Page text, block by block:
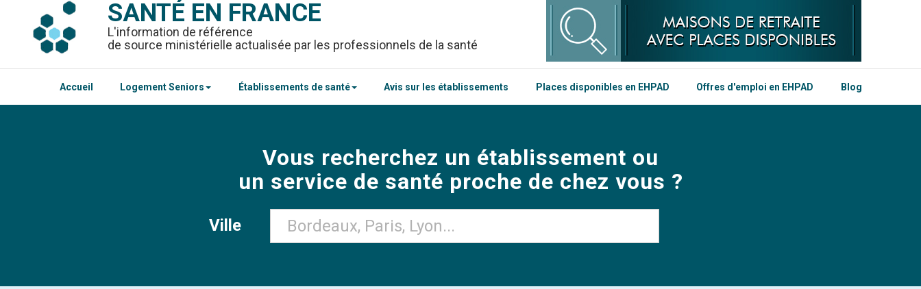
SANTÉ EN FRANCE
L'information de référence
de source ministérielle actualisée par les professionnels de la santé
Accueil Logement Seniors Établissements de santé Avis sur les établissements Places disponibles en EHPAD Offres d'emploi en EHPAD Blog
Vous recherchez un établissement ou
un service de santé proche de chez vous ?
Ville